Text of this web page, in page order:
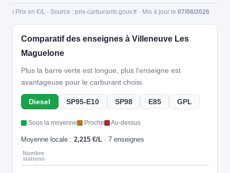
ℹ️ Prix en €/L · Source : prix-carburants.gouv.fr · Mis à jour le 07/08/2026
Comparatif des enseignes à Villeneuve Les
Maguelone
Plus la barre verte est longue, plus l'enseigne est
avantageuse pour le carburant choisi.
Diesel SP95-E10 SP98 E85 GPL
Sous la moyenne Proche Au-dessus
Moyenne locale : 2,215 €/L · 7 enseignes
Nombre
stations